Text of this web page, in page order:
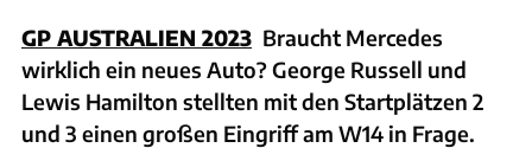
GP AUSTRALIEN 2023 Braucht Mercedes
wirklich ein neues Auto? George Russell und
Lewis Hamilton stellten mit den Startplätzen 2
und 3 einen großen Eingriff am W14 in Frage.